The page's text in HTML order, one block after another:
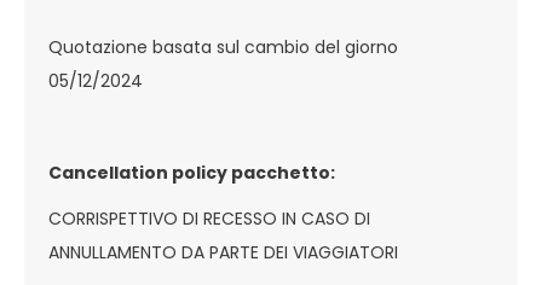
Quotazione basata sul cambio del giorno
05/12/2024
Cancellation policy pacchetto:
CORRISPETTIVO DI RECESSO IN CASO DI
ANNULLAMENTO DA PARTE DEI VIAGGIATORI